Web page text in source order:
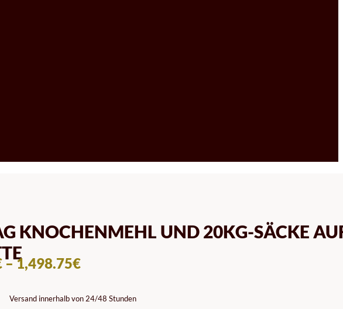
KNOCHENMEHL UND 20KG-SÄCKE
–1,498.75€PREISSPANNE:
BIS
Versand innerhalb von 24/48 Stunden